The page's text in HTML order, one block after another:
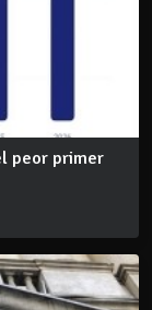
peor primer